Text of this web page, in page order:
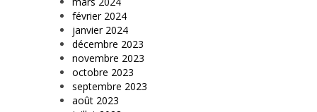
février 2024
janvier 2024
décembre 2023
novembre 2023
octobre 2023
septembre 2023
août 2023